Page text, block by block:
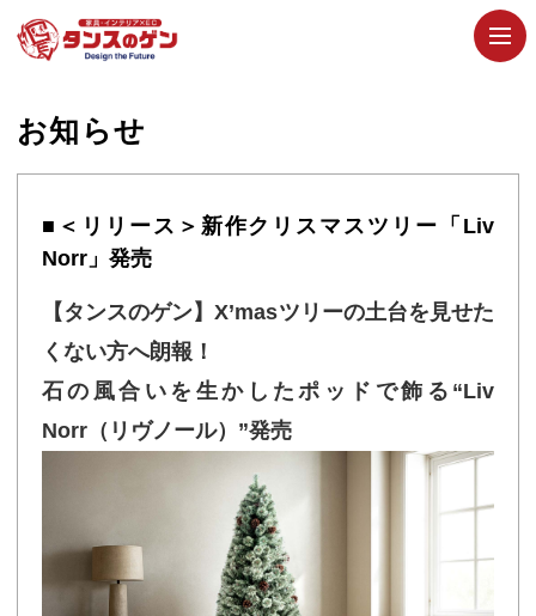
お知らせ
■＜リリース＞新作クリスマスツリー「Liv
Norr」発売
【タンスのゲン】X’masツリーの土台を見せた
くない方へ朗報！
石の風合いを生かしたポッドで飾る“Liv
Norr（リヴノール）”発売